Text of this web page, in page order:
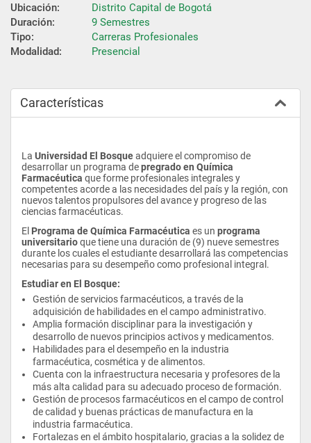
Ubicación:
Distrito Capital de Bogotá
Duración:
9 Semestres
Tipo:
Carreras Profesionales
Modalidad:
Presencial
Características
La Universidad El Bosque adquiere el compromiso de
desarrollar un programa de pregrado en Química
Farmacéutica que forme profesionales integrales y
competentes acorde a las necesidades del país y la región, con
nuevos talentos propulsores del avance y progreso de las
ciencias farmacéuticas.
El Programa de Química Farmacéutica es un programa
universitario que tiene una duración de (9) nueve semestres
durante los cuales el estudiante desarrollará las competencias
necesarias para su desempeño como profesional integral.
Estudiar en El Bosque:
Gestión de servicios farmacéuticos, a través de la
adquisición de habilidades en el campo administrativo.
Amplia formación disciplinar para la investigación y
desarrollo de nuevos principios activos y medicamentos.
Habilidades para el desempeño en la industria
farmacéutica, cosmética y de alimentos.
Cuenta con la infraestructura necesaria y profesores de la
más alta calidad para su adecuado proceso de formación.
Gestión de procesos farmacéuticos en el campo de control
de calidad y buenas prácticas de manufactura en la
industria farmacéutica.
Fortalezas en el ámbito hospitalario, gracias a la solidez de